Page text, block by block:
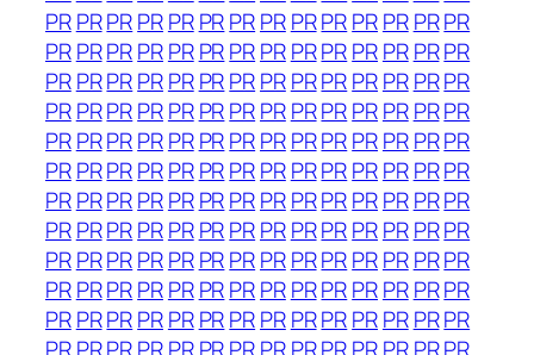
PRPRPRPRPR PRPRPRPRPRPRPR PRPR
PRPRPRPRPR PRPRPRPRPRPRPR PRPR
PRPRPRPRPR PRPRPRPRPRPRPR PRPR
PRPRPRPRPR PRPRPRPRPRPRPR PRPR
PRPRPRPRPR PRPRPRPRPRPRPR PRPR
PRPRPRPRPR PRPRPRPRPRPRPR PRPR
PRPRPRPRPR PRPRPRPRPRPRPR PRPR
PRPRPRPRPR PRPRPRPRPRPRPR PRPR
PRPRPRPRPR PRPRPRPRPRPRPR PRPR
PRPRPRPRPR PRPRPRPRPRPRPR PRPR
PRPRPRPRPR PRPRPRPRPRPRPR PRPR